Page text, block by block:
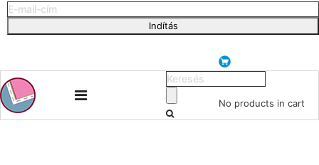
Indítás
No products in cart